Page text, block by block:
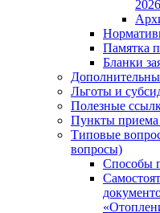
Памятка
Бланки
Льготы и
Полезные
Пункты приема
Типовые
вопросы)
Способы